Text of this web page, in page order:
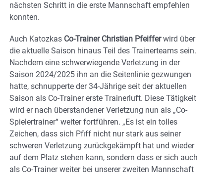
nächsten Schritt in die erste Mannschaft empfehlen
konnten.
Auch Katozkas Co-Trainer Christian Pfeifferwird über
die aktuelle Saison hinaus Teil des Trainerteams sein.
Nachdem eine schwerwiegende Verletzung in der
Saison 2024/2025 ihn an die Seitenlinie gezwungen
hatte, schnupperte der 34-Jährige seit der aktuellen
Saison als Co-Trainer erste Trainerluft. Diese Tätigkeit
wird er nach überstandener Verletzung nun als „Co-
Spielertrainer“ weiter fortführen. „Es ist ein tolles
Zeichen, dass sich Pfiff nicht nur stark aus seiner
schweren Verletzung zurückgekämpft hat und wieder
auf dem Platz stehen kann, sondern dass er sich auch
als Co-Trainer weiter bei unserer zweiten Mannschaft